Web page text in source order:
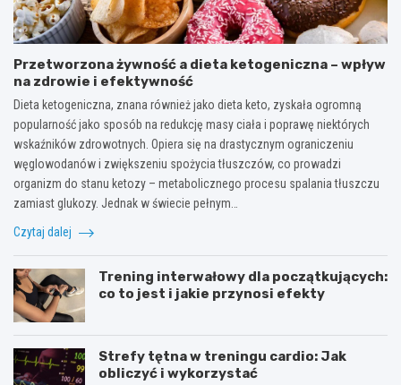
Przetworzona żywność a dieta ketogeniczna – wpływ
na zdrowie i efektywność
Dieta ketogeniczna, znana również jako dieta keto, zyskała ogromną
popularność jako sposób na redukcję masy ciała i poprawę niektórych
wskaźników zdrowotnych. Opiera się na drastycznym ograniczeniu
węglowodanów i zwiększeniu spożycia tłuszczów, co prowadzi
organizm do stanu ketozy – metabolicznego procesu spalania tłuszczu
zamiast glukozy. Jednak w świecie pełnym…
Czytaj dalej
Trening interwałowy dla początkujących:
co to jest i jakie przynosi efekty
Strefy tętna w treningu cardio: Jak
obliczyć i wykorzystać